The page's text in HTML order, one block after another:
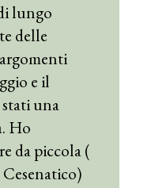
lungo
delle
e il
stati una
Ho
da piccola (